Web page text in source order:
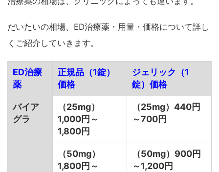
だいたいの相場、ED治療薬・用量・価格について詳し
くご紹介していきます。
ED治療
薬
正規品（1錠）
価格
ジェリック（1
錠）価格
バイア
グラ
（25mg）
1,000円～
1,800円
（25mg）440円
～700円
（50mg）
1,800円～
（50mg）900円
～1,200円